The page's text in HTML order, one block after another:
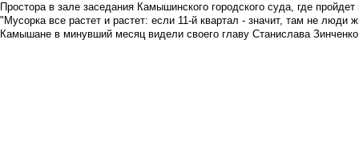
Простора в зале заседания Камышинского городского суда, где
"Мусорка все растет и растет: если 11-й квартал - значит, там не люди
Камышане в минувший месяц видели своего главу Станислава Зинченко